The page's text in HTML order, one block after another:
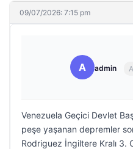
09/07/2026: 7:15 pm
A admin
Venezuela Geçici Devlet
peşe yaşanan depremler
Rodriguez İngiltere Kralı 3.